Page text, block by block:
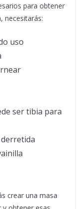
para obtener
necesitarás:
uso
ser tibia para
crear una masa